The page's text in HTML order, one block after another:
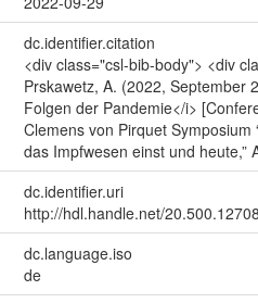
dc.identifier.citation
<div class="csl-bib-body"> <div
Prskawetz, A. (2022, September
Folgen der Pandemie</i>
Clemens von Pirquet Symposium
das Impfwesen einst und heute,”
dc.identifier.uri
http://hdl.handle.net/
dc.language.iso
de